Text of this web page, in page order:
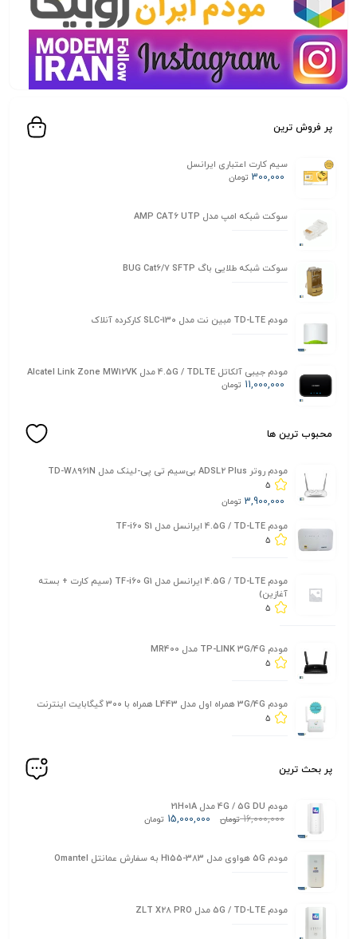
پر فروش ترین
سیم کارت اعتباری ایرانسل
300,000 تومان
سوکت شبکه امپ مدل AMP CAT6 UTP
سوکت شبکه طلایی باگ BUG Cat6/7 SFTP
مودم TD-LTE مبین نت مدل SLC-130 کارکرده آنلاک
مودم جیبی آلکاتل 4.5G / TDLTE مدل Alcatel Link Zone MW12VK
11,000,000 تومان
محبوب ترین ها
مودم روتر ADSL2 Plus بی‌سیم تی پی-لینک مدل TD-W8961N
5
3,900,000 تومان
مودم 4.5G / TD-LTE ایرانسل مدل TF-i60 S1
5
مودم 4.5G / TD-LTE ایرانسل مدل TF-i60 G1 (سیم کارت + بسته
آغازین)
5
مودم TP-LINK 3G/4G مدل MR400
5
مودم 3G/4G همراه اول مدل L443 همراه با 300 گیگابایت اینترنت
5
پر بحث ترین
مودم 4G / 5G DU مدل 21H01A
16,000,000 تومان 15,000,000 تومان
مودم 5G هواوی مدل H155-383 به سفارش عمانتل Omantel
مودم 5G / TD-LTE مدل ZLT X28 PRO